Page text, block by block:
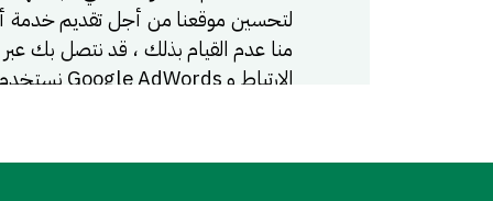
لتحسين موقعنا من أجل تقديم خدمة
منا عدم القيام بذلك ، قد نتصل بك
الارتباط و Google AdWords نستخدم Google AdWords للإعلان عن حلول اوركيدا لمكافحة الحشرات عبر الإنترنت.
أجزاء من المعلومات المخزنة على